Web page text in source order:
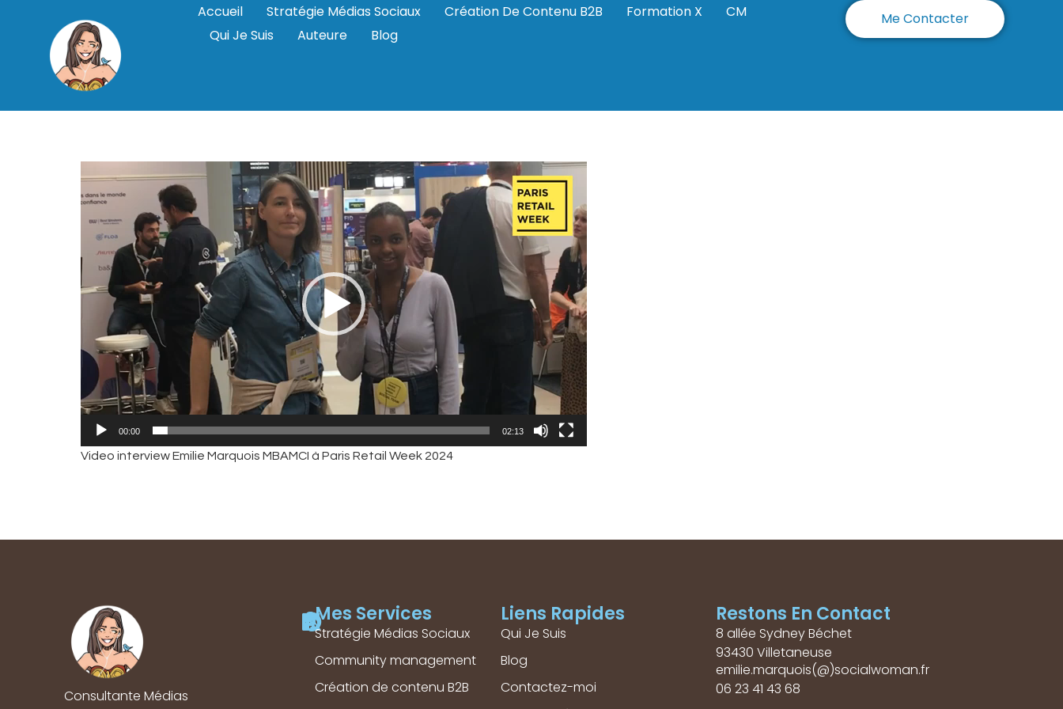
Accueil Stratégie Médias Sociaux Création De Contenu B2B Formation X
CM
Qui Je Suis
Auteure Blog
Me Contacter
paris-retail-week-2024-emilie-marquois-
interview-mbamci
00:00 02:13
Video interview Emilie Marquois MBAMCI à Paris Retail Week 2024
Consultante Médias
Mes Services
Stratégie Médias Sociaux
Community management
Création de contenu B2B
Liens Rapides
Qui Je Suis
Blog
Contactez-moi
Restons En Contact
8 allée Sydney Béchet
93430 Villetaneuse
emilie.marquois(@)socialwoman.fr
06 23 41 43 68